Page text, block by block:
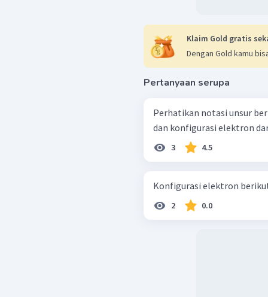
Klaim Gold gratis
Dengan Gold kamu
Pertanyaan serupa
Perhatikan notasi unsur berikut: 24 X 52 Letak dalam
dan konfigurasi elektron
3 4.5
Konfigurasi elektron
2 0.0